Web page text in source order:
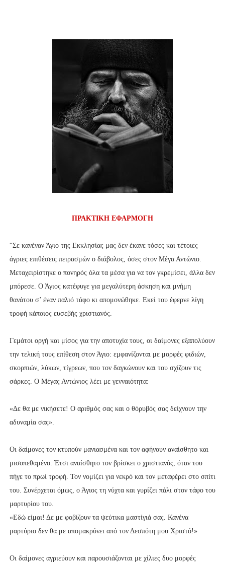
ΠΡΑΚΤΙΚΗ ΕΦΑΡΜΟΓΗ
“Σε κανέναν Άγιο της Εκκλησίας μας δεν έκανε τόσες και τέτοιες
άγριες επιθέσεις πειρασμών ο διάβολος, όσες στον Μέγα Αντώνιο.
Μεταχειρίστηκε ο πονηρός όλα τα μέσα για να τον γκρεμίσει, άλλα δεν
μπόρεσε. Ο Άγιος κατέφυγε για μεγαλύτερη άσκηση και μνήμη
θανάτου σ’ έναν παλιό τάφο κι απομονώθηκε. Εκεί του έφερνε λίγη
τροφή κάποιος ευσεβής χριστιανός.
Γεμάτοι οργή και μίσος για την αποτυχία τους, οι δαίμονες εξαπολύουν
την τελική τους επίθεση στον Άγιο: εμφανίζονται με μορφές φιδιών,
σκορπιών, λύκων, τίγρεων, που τον δαγκώνουν και του σχίζουν τις
σάρκες. Ο Μέγας Αντώνιος λέει με γενναιότητα:
«Δε θα με νικήσετε! Ο αριθμός σας και ο θόρυβός σας δείχνουν την
αδυναμία σας».
Οι δαίμονες τον κτυπούν μανιασμένα και τον αφήνουν αναίσθητο και
μισοπεθαμένο. Έτσι αναίσθητο τον βρίσκει ο χριστιανός, όταν του
πήγε το πρωί τροφή. Τον νομίζει για νεκρό και τον μεταφέρει στο σπίτι
του. Συνέρχεται όμως, ο Άγιος τη νύχτα και γυρίζει πάλι στον τάφο του
μαρτυρίου του.
«Εδώ είμαι! Δε με φοβίζουν τα ψεύτικα μαστίγιά σας. Κανένα
μαρτύριο δεν θα με απομακρύνει από τον Δεσπότη μου Χριστό!»
Οι δαίμονες αγριεύουν και παρουσιάζονται με χίλιες δυο μορφές